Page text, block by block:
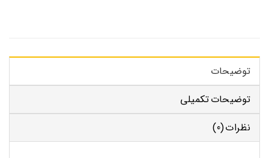
توضیحات
توضیحات تکمیلی
نظرات (0)